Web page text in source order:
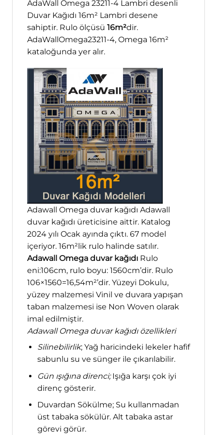
AdaWall Omega 23211-4 Lambri desenli
Duvar Kağıdı 16m² Lambri desene
sahiptir. Rulo ölçüsü 16m²dir.
AdaWallOmega23211-4, Omega 16m²
kataloğunda yer alır.
Adawall Omega duvar kağıdı Adawall
duvar kağıdı üreticisine aittir. Katalog
2024 yılı Ocak ayında çıktı. 67 model
içeriyor. 16m²lik rulo halinde satılır.
Adawall Omega duvar kağıdı Rulo
eni:106cm, rulo boyu: 1560cm’dir. Rulo
106×1560=16,54m²’dir. Yüzeyi Dokulu,
yüzey malzemesi Vinil ve duvara yapışan
taban malzemesi ise Non Woven olarak
imal edilmiştir.
Adawall Omega duvar kağıdı özellikleri
Silinebilirlik; Yağ haricindeki lekeler hafif
sabunlu su ve sünger ile çıkarılabilir.
Gün ışığına direnci;Işığa karşı çok iyi
direnç gösterir.
Duvardan Sökülme; Su kullanmadan
üst tabaka sökülür. Alt tabaka astar
görevi görür.